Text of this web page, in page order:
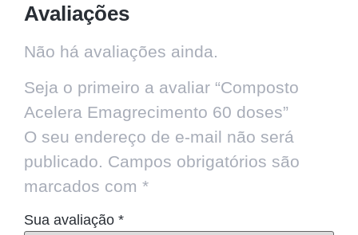
Avaliações
Não há avaliações ainda.
Seja o primeiro a avaliar “Composto
Acelera Emagrecimento 60 doses”
O seu endereço de e-mail não será
publicado. Campos obrigatórios são
marcados com *
Sua avaliação *